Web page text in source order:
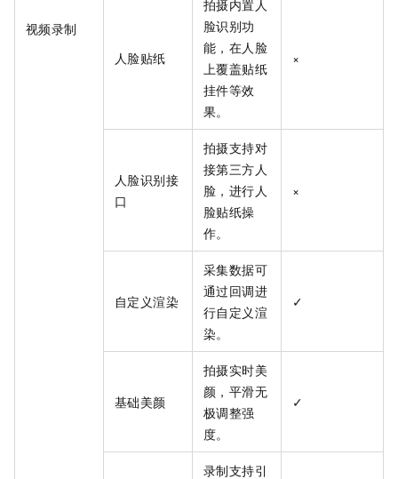
视频录制
人脸贴纸
拍摄内置人
脸识别功
能，在人脸
上覆盖贴纸
挂件等效
果。
×
人脸识别接
口
拍摄支持对
接第三方人
脸，进行人
脸贴纸操
作。
×
自定义渲染
采集数据可
通过回调进
行自定义渲
染。
✓
基础美颜
拍摄实时美
颜，平滑无
极调整强
度。
✓
录制支持引